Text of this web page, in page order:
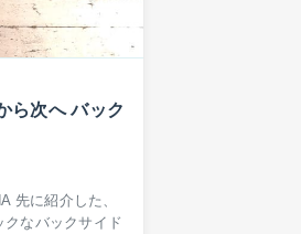
ら次へ バック
なバックサイド